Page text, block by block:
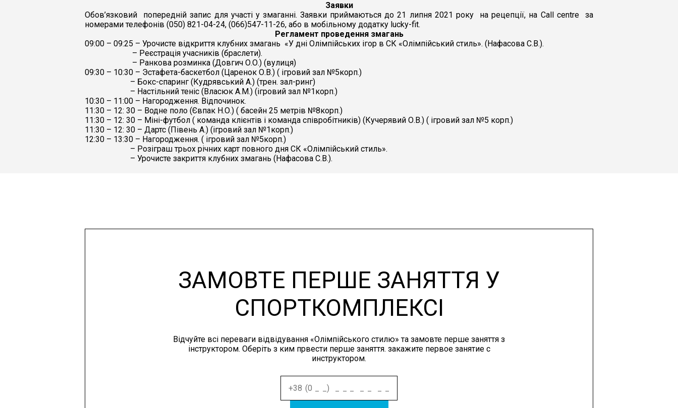
Заявки
Обов’язковий попередній запис для участі у змаганні. Заявки приймаються до 21 липня 2021 року на рецепції, на Call centre за
номерами телефонів (050) 821-04-24, (066)547-11-26, або в мобільному додатку lucky-fit.
Регламент проведення змагань
09:00 – 09:25 – Урочисте відкриття клубних змагань «У дні Олімпійських ігор в СК «Олімпійський стиль». (Нафасова С.В.).
– Реєстрація учасників (браслети).
– Ранкова розминка (Довгич О.О.) (вулиця)
09:30 – 10:30 – Эстафета-баскетбол (Царенок О.В.) ( ігровий зал №5корп.)
– Бокс-спаринг (Кудрявський А.) (трен. зал-ринг)
– Настільний теніс (Власюк А.М.) (ігровий зал №1корп.)
10:30 – 11:00 – Нагородження. Відпочинок.
11:30 – 12: 30 – Водне поло (Євпак Н.О.) ( басейн 25 метрів №8корп.)
11:30 – 12: 30 – Міні-футбол ( команда клієнтів і команда співробітників) (Кучерявий О.В.) ( ігровий зал №5 корп.)
11:30 – 12: 30 – Дартс (Півень А.) (ігровий зал №1корп.)
12:30 – 13:30 – Нагородження. ( ігровий зал №5корп.)
– Розіграш трьох річних карт повного дня СК «Олімпійський стиль».
– Урочисте закриття клубних змагань (Нафасова С.В.).
ЗАМОВТЕ ПЕРШЕ ЗАНЯТТЯ У
СПОРТКОМПЛЕКСІ
Відчуйте всі переваги відвідування «Олімпійського стилю» та замовте перше заняття з
інструктором. Оберіть з ким првести перше заняття. закажите первое занятие с
инструктором.